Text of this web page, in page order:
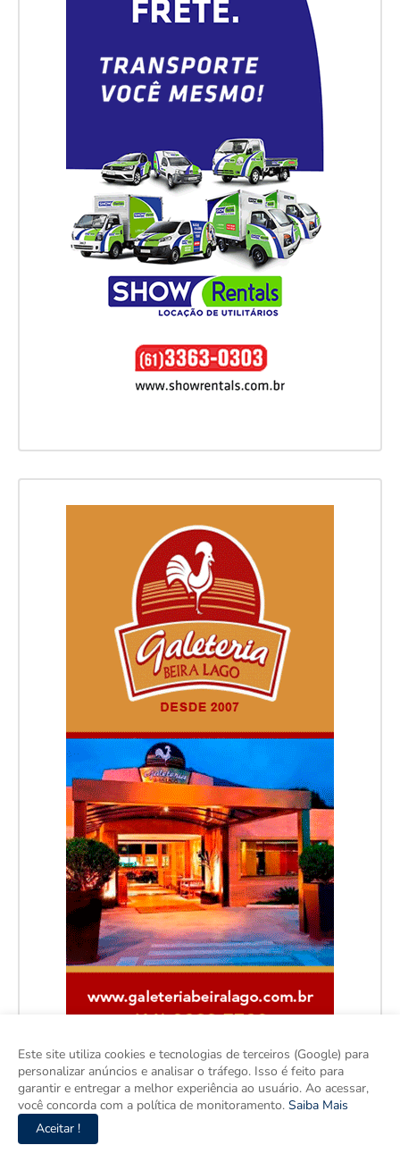
Este site utiliza cookies e tecnologias de terceiros (Google) para
personalizar anúncios e analisar o tráfego. Isso é feito para
garantir e entregar a melhor experiência ao usuário. Ao acessar,
você concorda com a política de monitoramento. Saiba Mais
Aceitar !